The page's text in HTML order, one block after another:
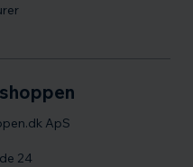
ApS
24